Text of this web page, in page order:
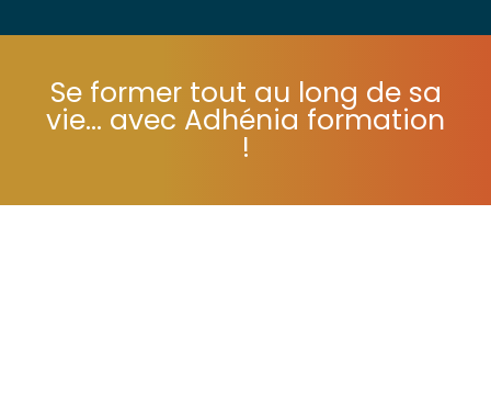
Se former tout au long de sa
vie... avec Adhénia formation
!